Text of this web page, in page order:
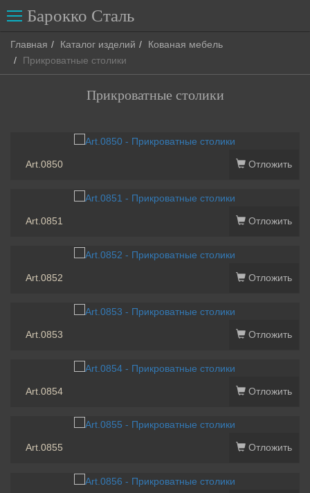
ToggleБарокко Сталь
Главная Каталог изделий
Кованая мебель
Прикроватные столики
Прикроватные столики
Art.0850 Отложить
Art.0851 Отложить
Art.0852 Отложить
Art.0853 Отложить
Art.0854 Отложить
Art.0855 Отложить